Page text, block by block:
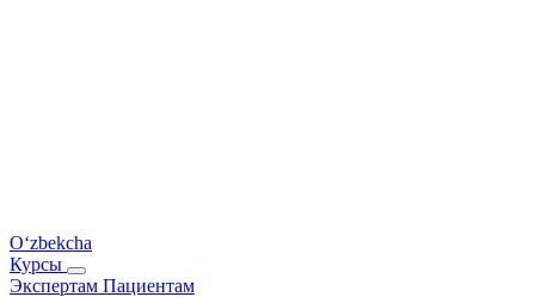
O‘zbekcha
Курсы
Экспертам Пациентам